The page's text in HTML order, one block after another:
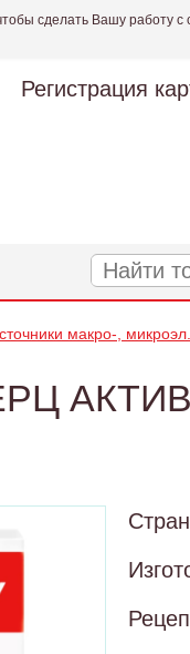
сделать Вашу работу
Регистрация
макро-,